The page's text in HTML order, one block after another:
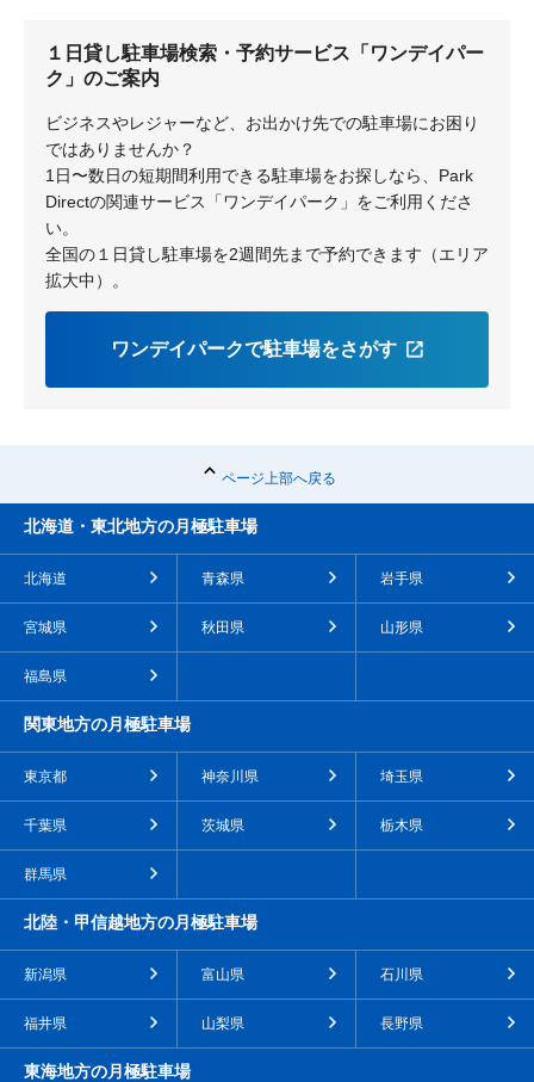
百合ヶ丘 読売ランド前
１日貸し駐車場検索・予約サービス「ワンデイパー
ク」のご案内
ビジネスやレジャーなど、お出かけ先での駐車場にお困り
ではありませんか？
1日〜数日の短期間利用できる駐車場をお探しなら、Park
Directの関連サービス「ワンデイパーク」をご利用くださ
い。
全国の１日貸し駐車場を2週間先まで予約できます（エリア
拡大中）。
ワンデイパークで駐車場をさがす
ページ上部へ戻る
北海道・東北地方の月極駐車場
北海道 青森県 岩手県
宮城県 秋田県 山形県
福島県
関東地方の月極駐車場
東京都 神奈川県 埼玉県
千葉県 茨城県 栃木県
群馬県
北陸・甲信越地方の月極駐車場
新潟県 富山県 石川県
福井県 山梨県 長野県
東海地方の月極駐車場